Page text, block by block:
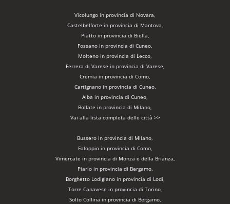
Vicolungo in provincia di Novara,
Castelbelforte in provincia di Mantova,
Piatto in provincia di Biella,
Fossano in provincia di Cuneo,
Molteno in provincia di Lecco,
Ferrera di Varese in provincia di Varese,
Cremia in provincia di Como,
Cartignano in provincia di Cuneo,
Alba in provincia di Cuneo,
Bollate in provincia di Milano,
Vai alla lista completa delle città >>
Bussero in provincia di Milano,
Faloppio in provincia di Como,
Vimercate in provincia di Monza e della Brianza,
Piario in provincia di Bergamo,
Borghetto Lodigiano in provincia di Lodi,
Torre Canavese in provincia di Torino,
Solto Collina in provincia di Bergamo,